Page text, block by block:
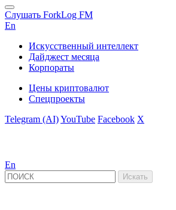
Слушать ForkLog FM
En
Искусственный интеллект
Дайджест месяца
Корпораты
Цены криптовалют
Спецпроекты
Telegram (AI)YouTube Facebook X
En